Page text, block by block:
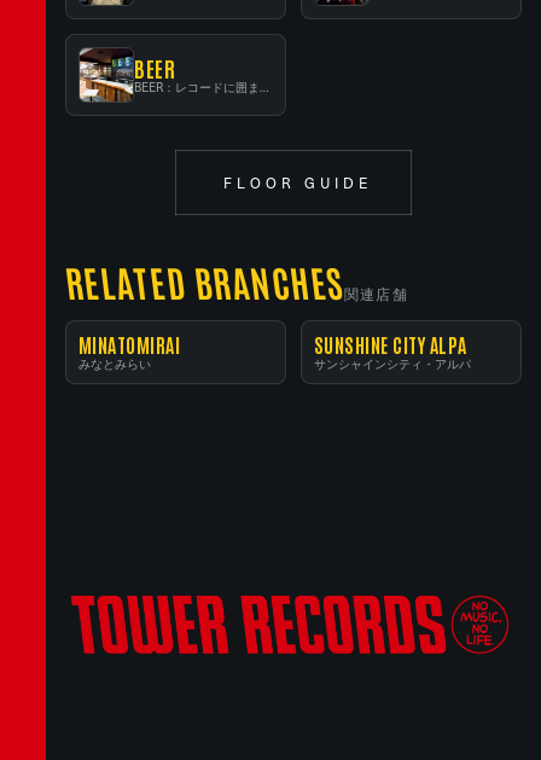
BEER
FLOOR GUIDE
RELATED BRANCHES関連店舗
MINATOMIRAI
みなとみらい
SUNSHINE CITY ALPA
サンシャインシティ・アルパ